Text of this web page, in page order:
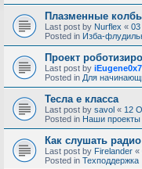
Плазменные
Last post by Nurflex « 03
Posted in Изба-
Проект
Last post by
Posted in Для
Тесла е класса
Last post by savol « 12
Posted in Наши проекты
Как слушать
Last post by Firelander «
Posted in Техподдержка